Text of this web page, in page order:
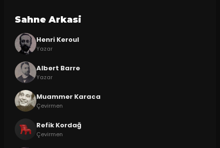
Sahne Arkasi
Henri Keroul
Yazar
Albert Barre
Yazar
Muammer Karaca
Çevirmen
Refik Kordağ
Çevirmen